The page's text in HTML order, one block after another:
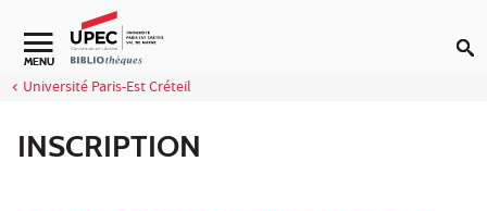
Aller au contenu
Navigation secondaire
MENU
Université Paris-Est Créteil
INSCRIPTION